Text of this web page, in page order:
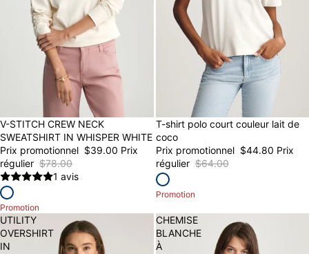
50% OFF
V-STITCH CREW NECK
SWEATSHIRT IN WHISPER WHITE
Prix promotionnel $39.00 Prix
régulier $78.00
1 avis
Promotion
30% OFF
T-shirt polo court couleur lait de
coco
Prix promotionnel $44.80 Prix
régulier $64.00
Promotion
UTILITY
OVERSHIRT
IN
CHEMISE
BLANCHE
À